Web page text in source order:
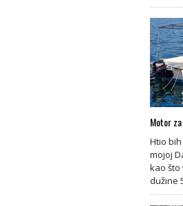
Motor
Htio
mojoj
kao
dužine